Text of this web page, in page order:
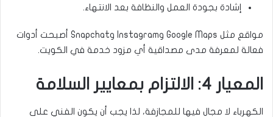
إشادة بجودة العمل والنظافة بعد الانتهاء.
مواقع مثل Google Maps وInstagram وSnapchat أصبحت أدوات
فعالة لمعرفة مدى مصداقية أي مزود خدمة في الكويت.
المعيار 4: الالتزام بمعايير السلامة
الكهرباء لا مجال فيها للمجازفة، لذا يجب أن يكون الفني على